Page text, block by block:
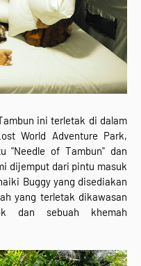
ini terletak di dalam
World Adventure Park,
"Needle of Tambun" dan
dijemput dari pintu masuk
Buggy yang disediakan
yang terletak dikawasan
dan sebuah khemah